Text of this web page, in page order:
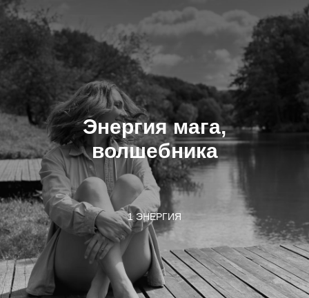
Энергия мага,
волшебника
1 ЭНЕРГИЯ